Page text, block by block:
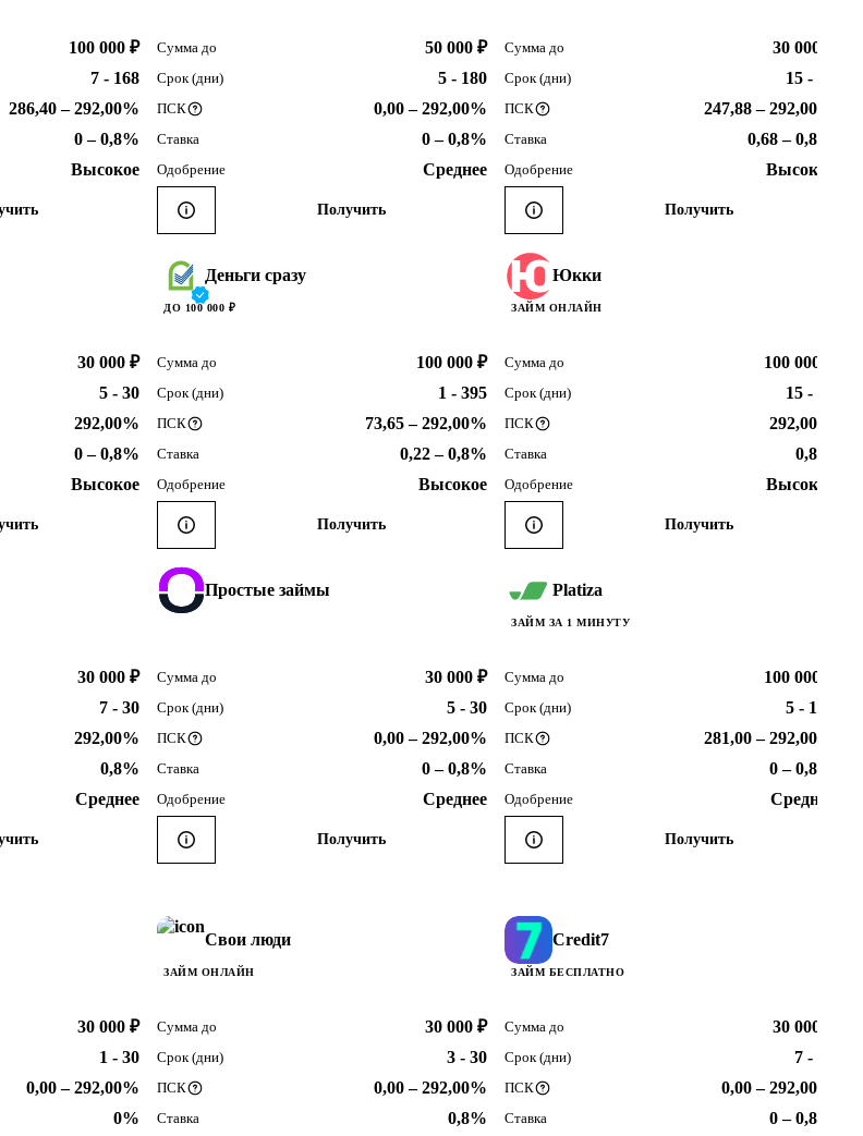
100 000 ₽
7 - 168
286,40 – 292,00%
0 – 0,8%
Высокое
Сумма до 50 000 ₽
Срок (дни) 5 - 180
ПСК 0,00 – 292,00%
Ставка 0 – 0,8%
Одобрение Среднее
Получить
Сумма до 30 000 ₽
Срок (дни) 15 - 30
ПСК 247,88 – 292,00%
Ставка 0,68 – 0,8%
Одобрение Высокое
Получить
30 000 ₽
5 - 30
292,00%
0 – 0,8%
Высокое
Деньги сразу
ДО 100 000 ₽
Сумма до 100 000 ₽
Срок (дни) 1 - 395
ПСК 73,65 – 292,00%
Ставка 0,22 – 0,8%
Одобрение Высокое
Получить
Юкки
ЗАЙМ ОНЛАЙН
Сумма до 100 000 ₽
Срок (дни) 15 - 98
ПСК 292,00%
Ставка 0,8%
Одобрение Высокое
Получить
30 000 ₽
7 - 30
292,00%
0,8%
Среднее
Простые займы
Сумма до 30 000 ₽
Срок (дни) 5 - 30
ПСК 0,00 – 292,00%
Ставка 0 – 0,8%
Одобрение Среднее
Получить
Platiza
ЗАЙМ ЗА 1 МИНУТУ
Сумма до 100 000 ₽
Срок (дни) 5 - 180
ПСК 281,00 – 292,00%
Ставка 0 – 0,8%
Одобрение Среднее
Получить
30 000 ₽
1 - 30
0,00 – 292,00%
0%
Свои люди
ЗАЙМ ОНЛАЙН
Сумма до 30 000 ₽
Срок (дни) 3 - 30
ПСК 0,00 – 292,00%
Ставка 0,8%
Credit7
ЗАЙМ БЕСПЛАТНО
Сумма до 30 000 ₽
Срок (дни) 7 - 30
ПСК 0,00 – 292,00%
Ставка 0 – 0,8%